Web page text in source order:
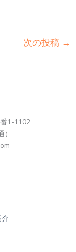
次の投稿 →
1-1102